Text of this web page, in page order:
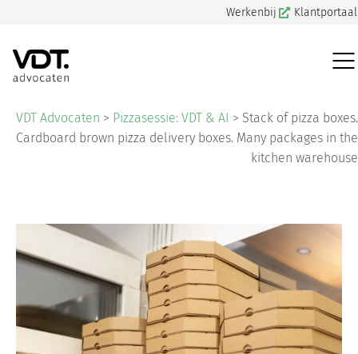
Werkenbij Klantportaal
VDT Advocaten > Pizzasessie: VDT & AI > Stack of pizza boxes.
Cardboard brown pizza delivery boxes. Many packages in the
kitchen warehouse